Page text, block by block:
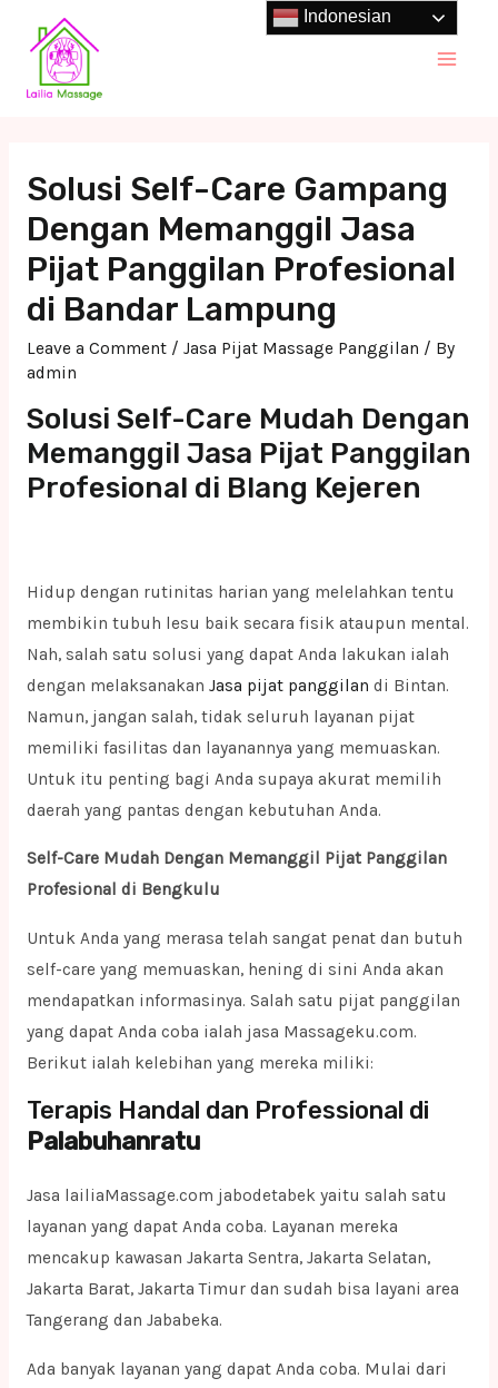
content
Solusi Self-Care Gampang
Dengan Memanggil Jasa
Pijat Panggilan Profesional
di Bandar Lampung
Leave a Comment / Jasa Pijat Massage Panggilan / By
admin
Solusi Self-Care Mudah Dengan
Memanggil Jasa Pijat Panggilan
Profesional di Blang Kejeren
Hidup dengan rutinitas harian yang melelahkan tentu
membikin tubuh lesu baik secara fisik ataupun mental.
Nah, salah satu solusi yang dapat Anda lakukan ialah
dengan melaksanakan Jasa pijat panggilan di Bintan.
Namun, jangan salah, tidak seluruh layanan pijat
memiliki fasilitas dan layanannya yang memuaskan.
Untuk itu penting bagi Anda supaya akurat memilih
daerah yang pantas dengan kebutuhan Anda.
Self-Care Mudah Dengan Memanggil Pijat Panggilan
Profesional di Bengkulu
Untuk Anda yang merasa telah sangat penat dan butuh
self-care yang memuaskan, hening di sini Anda akan
mendapatkan informasinya. Salah satu pijat panggilan
yang dapat Anda coba ialah jasa Massageku.com.
Berikut ialah kelebihan yang mereka miliki:
Terapis Handal dan Professional di
Palabuhanratu
Jasa lailiaMassage.com jabodetabek yaitu salah satu
layanan yang dapat Anda coba. Layanan mereka
mencakup kawasan Jakarta Sentra, Jakarta Selatan,
Jakarta Barat, Jakarta Timur dan sudah bisa layani area
Tangerang dan Jababeka.
Ada banyak layanan yang dapat Anda coba. Mulai dari
Indonesian